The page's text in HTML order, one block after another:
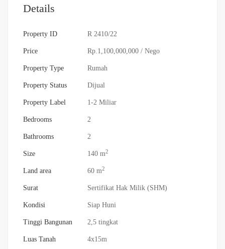
Details
Property ID R 2410/22
Price Rp.1,100,000,000 / Nego
Property Type Rumah
Property Status Dijual
Property Label 1-2 Miliar
Bedrooms 2
Bathrooms 2
Size 140 m2
Land area 60 m2
Surat Sertifikat Hak Milik (SHM)
Kondisi Siap Huni
Tinggi Bangunan 2,5 tingkat
Luas Tanah 4x15m